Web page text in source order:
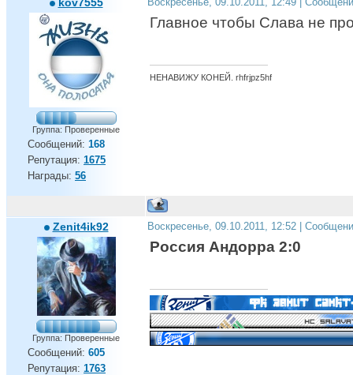
Группа: Проверенные
Сообщений: 168
Репутация: 1675
Награды: 56
Главное чтобы Слава не
НЕНАВИЖУ КОНЕЙ. rhfrjpz5hf
Zenit4ik92
Группа: Проверенные
Сообщений: 605
Репутация: 1763
Воскресенье, 09.10.2011, 12:52 |
Россия Андорра 2:0